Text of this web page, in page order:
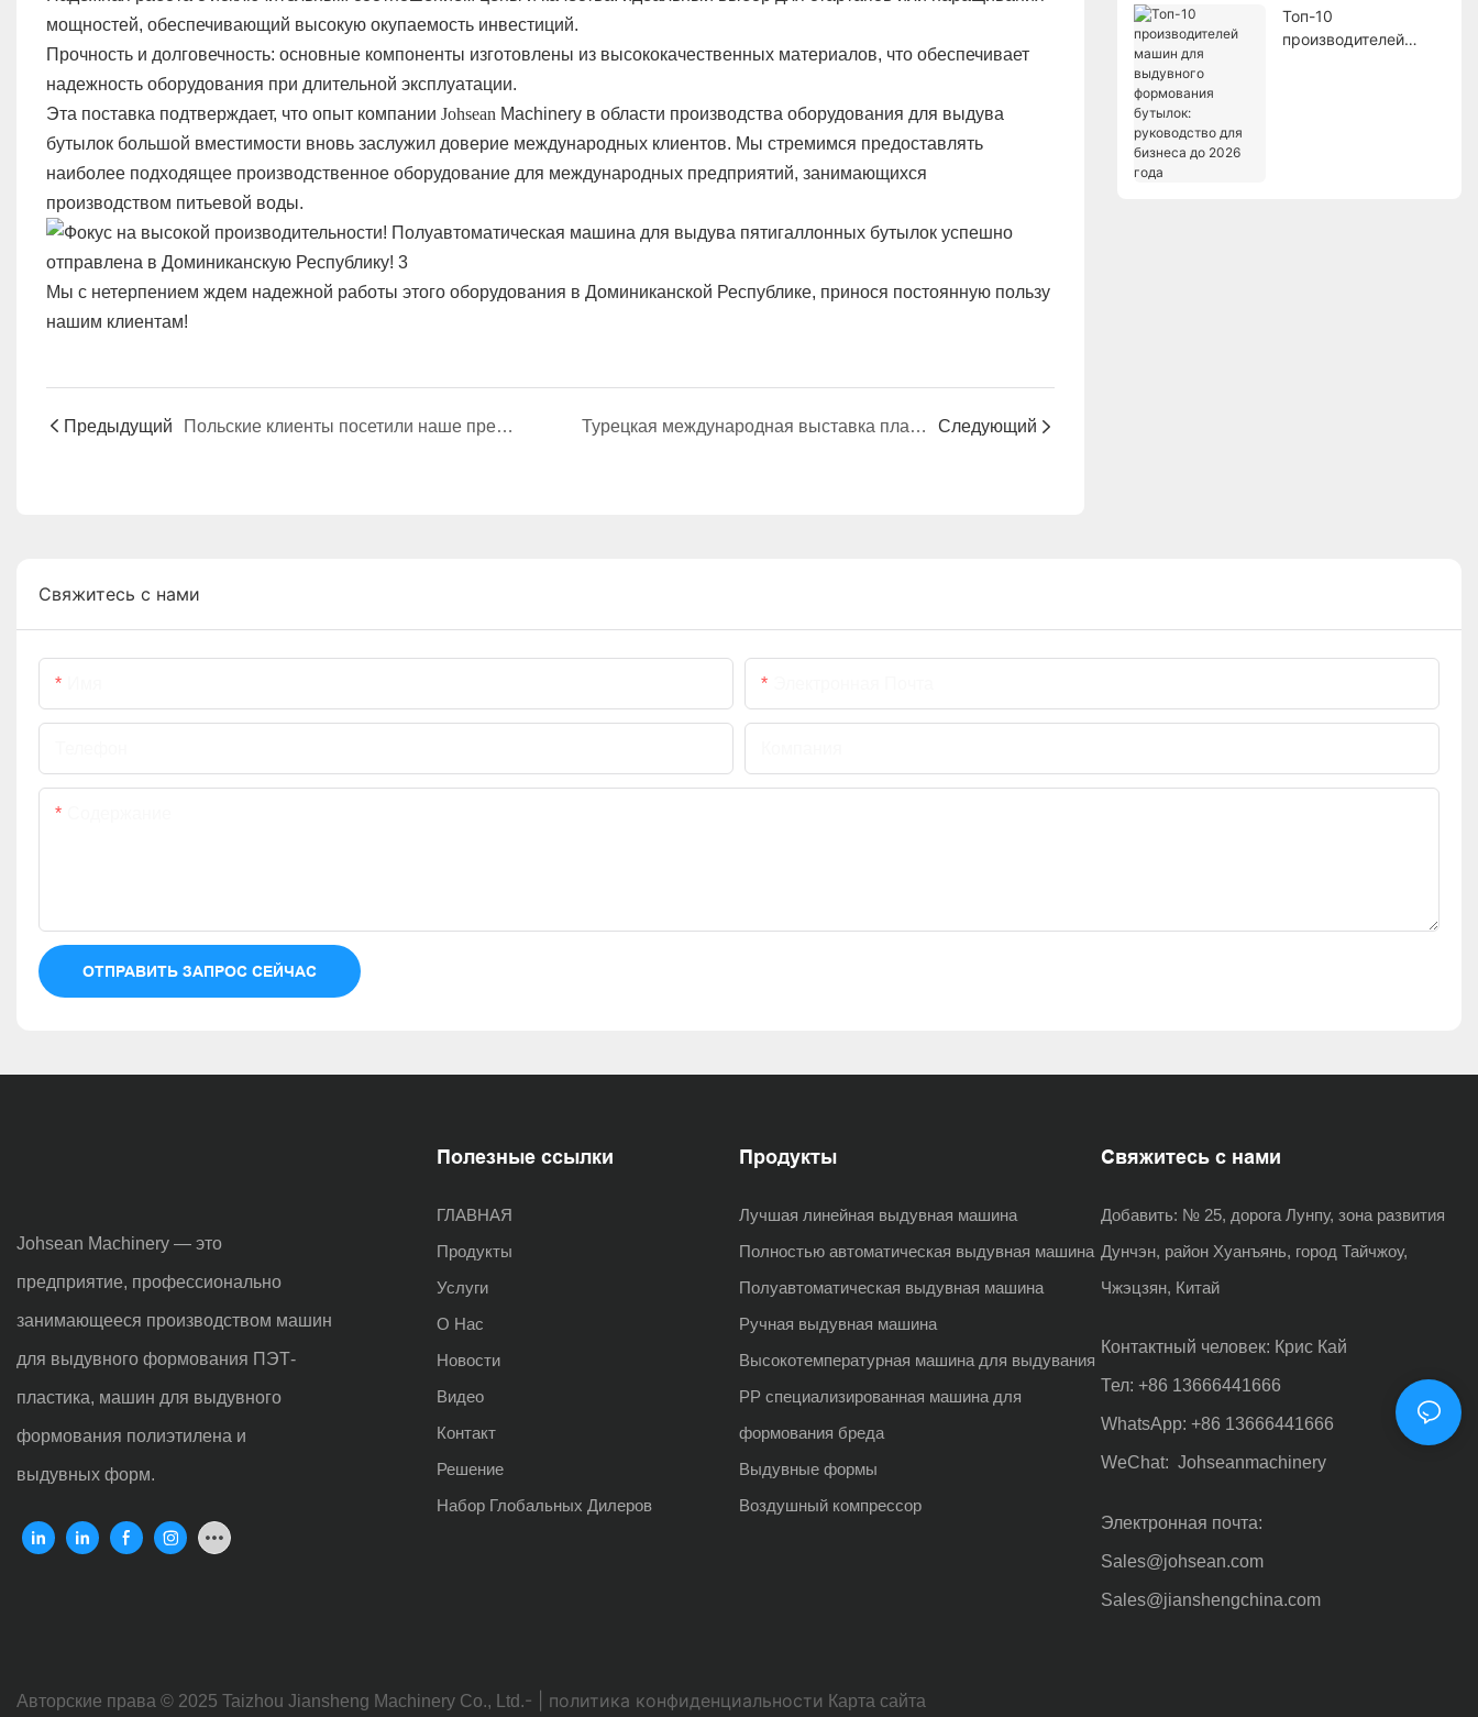
мощностей, обеспечивающий высокую окупаемость инвестиций.
Прочность и долговечность: основные компоненты изготовлены из высококачественных материалов, что обеспечивает
надежность оборудования при длительной эксплуатации.
Эта поставка подтверждает, что опыт компании Johsean Machinery в области производства оборудования для выдува
бутылок большой вместимости вновь заслужил доверие международных клиентов. Мы стремимся предоставлять
наиболее подходящее производственное оборудование для международных предприятий, занимающихся
производством питьевой воды.
Мы с нетерпением ждем надежной работы этого оборудования в Доминиканской Республике, принося постоянную пользу
нашим клиентам!
Предыдущий Польские клиенты посетили наше предприятие и высоко оценили нашу машину для выдува бутылок объемом 2 л «четыре в одном». Турецкая международная выставка пластмасс 2025 года триумфально завершилась, ознаменовав еще один знаменательный момент для рынков выдувного формования и формования полых изделий. Следующий
Топ-10
производителей
Свяжитесь с нами
ОТПРАВИТЬ ЗАПРОС СЕЙЧАС
Johsean Machinery — это
предприятие, профессионально
занимающееся производством машин
для выдувного формования ПЭТ-
пластика, машин для выдувного
формования полиэтилена и
выдувных форм.
Полезные ссылки
ГЛАВНАЯ
Продукты
Услуги
О Нас
Новости
Видео
Контакт
Решение
Набор Глобальных Дилеров
Продукты
Лучшая линейная выдувная машина
Полностью автоматическая выдувная машина
Полуавтоматическая выдувная машина
Ручная выдувная машина
Высокотемпературная машина для выдувания
PP специализированная машина для
формования бреда
Выдувные формы
Воздушный компрессор
Свяжитесь с нами
Добавить: № 25, дорога Лунпу, зона развития
Дунчэн, район Хуанъянь, город Тайчжоу,
Чжэцзян, Китай
Контактный человек: Крис Кай
Тел: +86 13666441666
WhatsApp: +86 13666441666
WeChat: Johseanmachinery
Электронная почта:
Sales@johsean.com
Sales@jianshengchina.com
Авторские права © 2025 Taizhou Jiansheng Machinery Co., Ltd.- политика конфиденциальности Карта сайта